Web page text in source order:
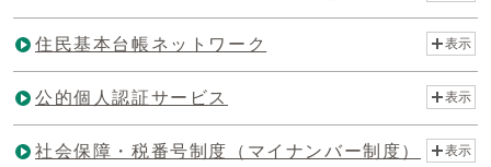
住民基本台帳ネットワーク 表示
公的個人認証サービス 表示
社会保障・税番号制度（マイナンバー制度） 表示